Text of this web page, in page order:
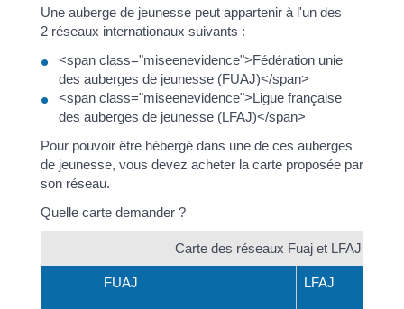
Une auberge de jeunesse peut appartenir à l'un des
2 réseaux internationaux suivants :
<span class="miseenevidence">Fédération unie
des auberges de jeunesse (FUAJ)</span>
<span class="miseenevidence">Ligue française
des auberges de jeunesse (LFAJ)</span>
Pour pouvoir être hébergé dans une de ces auberges
de jeunesse, vous devez acheter la carte proposée par
son réseau.
Quelle carte demander ?
Carte des réseaux Fuaj et LFAJ
FUAJ LFAJ